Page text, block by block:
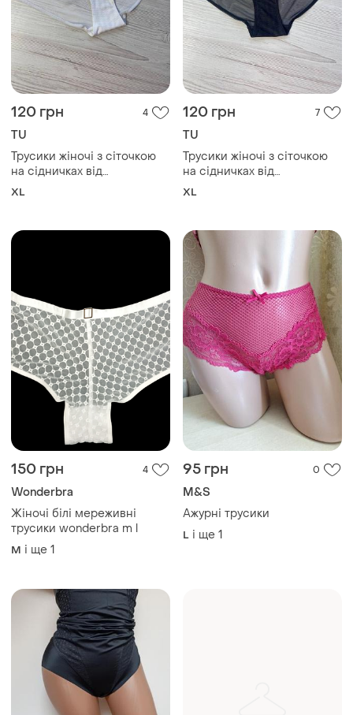
120 грн 4
TU
Трусики жіночі з сіточкою
на сідничках від
британського бренду tu
XL
120 грн 7
TU
Трусики жіночі з сіточкою
на сідничках від
британського бренду tu
XL
150 грн 4
Wonderbra
Жіночі білі мереживні
трусики wonderbra m l
M і ще 1
95 грн 0
M&S
Ажурні трусики
L і ще 1